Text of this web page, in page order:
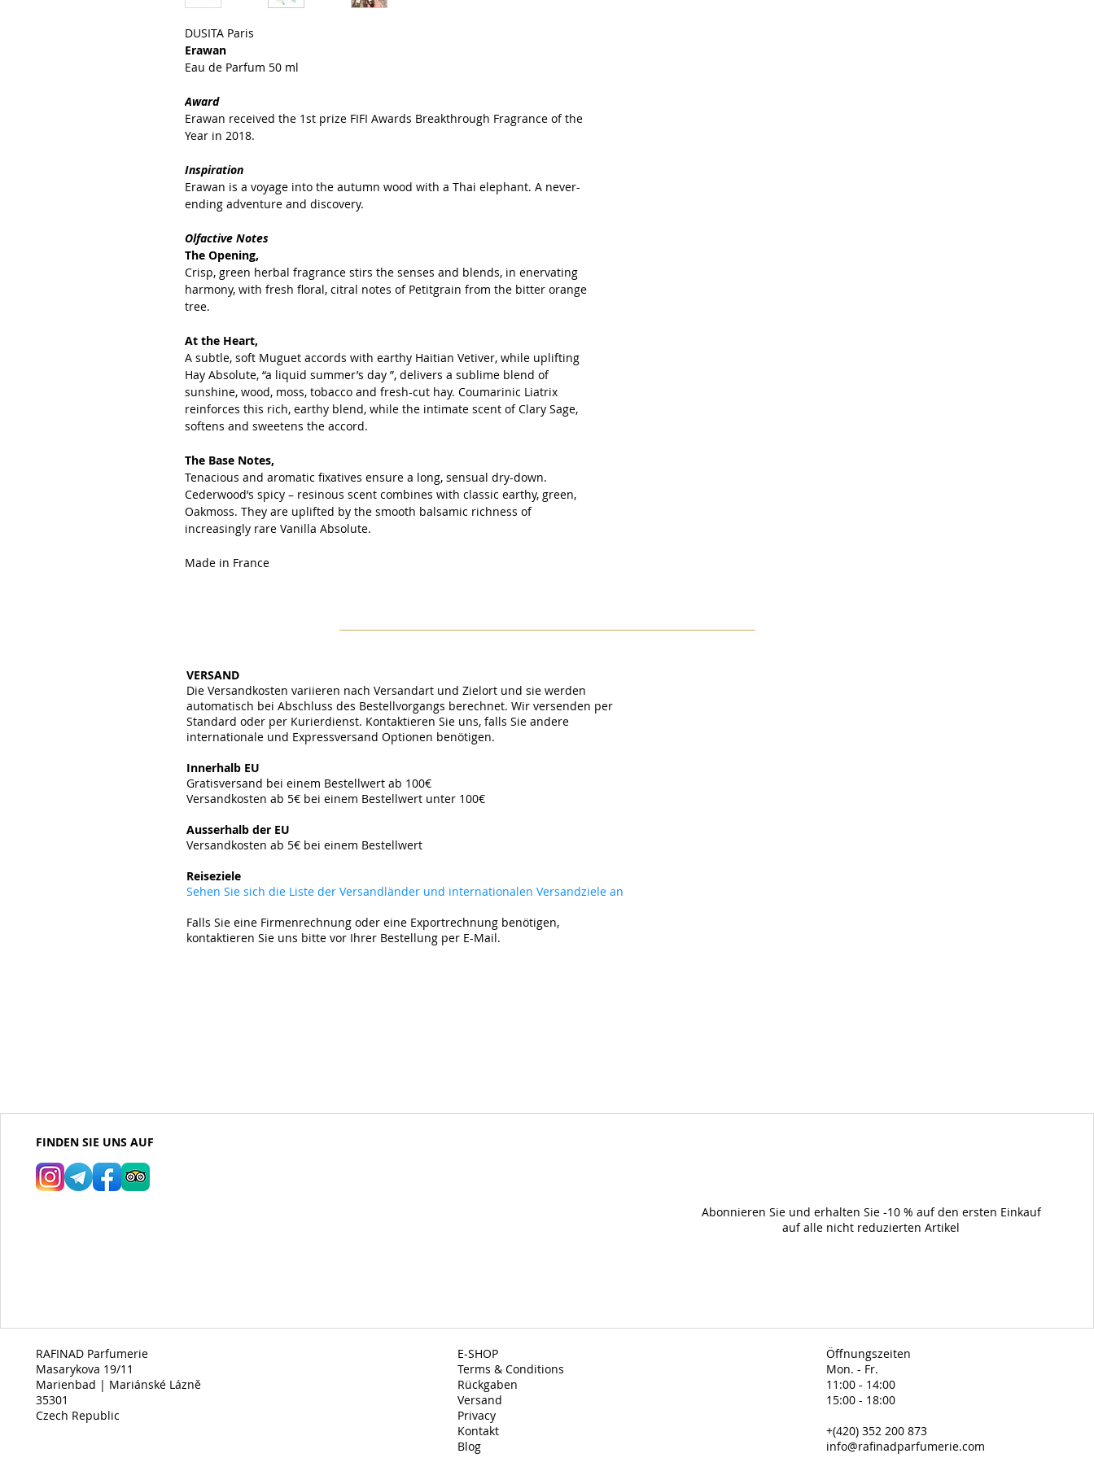
DUSITA Paris
Erawan
Eau de Parfum 50 ml
Award
Erawan received the 1st prize FIFI Awards Breakthrough Fragrance of the
Year in 2018.
Inspiration
Erawan is a voyage into the autumn wood with a Thai elephant. A never-
ending adventure and discovery.
Olfactive Notes
The Opening,
Crisp, green herbal fragrance stirs the senses and blends, in enervating
harmony, with fresh floral, citral notes of Petitgrain from the bitter orange
tree.
At the Heart,
A subtle, soft Muguet accords with earthy Haitian Vetiver, while uplifting
Hay Absolute, “a liquid summer’s day ”, delivers a sublime blend of
sunshine, wood, moss, tobacco and fresh-cut hay. Coumarinic Liatrix
reinforces this rich, earthy blend, while the intimate scent of Clary Sage,
softens and sweetens the accord.
The Base Notes,
Tenacious and aromatic fixatives ensure a long, sensual dry-down.
Cederwood’s spicy – resinous scent combines with classic earthy, green,
Oakmoss. They are uplifted by the smooth balsamic richness of
increasingly rare Vanilla Absolute.
Made in France
VERSAND
Die Versandkosten variieren nach Versandart und Zielort und sie werden
automatisch bei Abschluss des Bestellvorgangs berechnet. Wir versenden per
Standard oder per Kurierdienst. Kontaktieren Sie uns, falls Sie andere
internationale und Expressversand Optionen benötigen.
Innerhalb EU
Gratisversand bei einem Bestellwert ab 100€
Versandkosten ab 5€ bei einem Bestellwert unter 100€
Ausserhalb der EU
Versandkosten ab 5€ bei einem Bestellwert
Reiseziele
Sehen Sie sich die Liste der Versandländer und internationalen Versandziele an
Falls Sie eine Firmenrechnung oder eine Exportrechnung benötigen,
kontaktieren Sie uns bitte vor Ihrer Bestellung per E-Mail.
FINDEN SIE UNS AUF
Abonnieren Sie und erhalten Sie -10 % auf den ersten Einkauf
auf alle nicht reduzierten Artikel
RAFINAD Parfumerie
Masarykova 19/11
Marienbad | Mariánské Lázně
35301
Czech Republic
E-SHOP
Terms & Conditions
Rückgaben
Versand
Privacy
Kontakt
Blog
Öffnungszeiten
Mon. - Fr.
11:00 - 14:00
15:00 - 18:00
+(420) 352 200 873
info@rafinadparfumerie.com